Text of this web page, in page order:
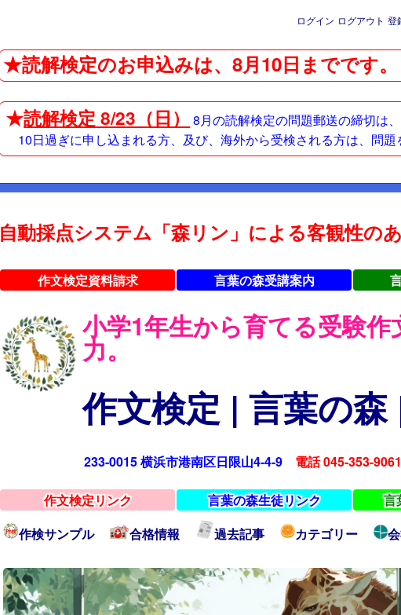
ログイン ログアウト 登
★読解検定のお申込みは、8月10日までです
★読解検定 8/23（日）
8月の読解検定の問題郵送の締切は、
10日過ぎに申し込まれる方、及び、海外から受検される方は、問題
自動採点システム「森リン」による客観性の
作文検定資料請求 言葉の森受講案内
小学1年生から育てる受験
力。
作文検定 | 言葉の森
233-0015 横浜市港南区日限山4-4-9 電話 045-353-9061
作文検定リンク 言葉の森生徒リンク 言
作検サンプル
合格情報 過去記事 カテゴリー